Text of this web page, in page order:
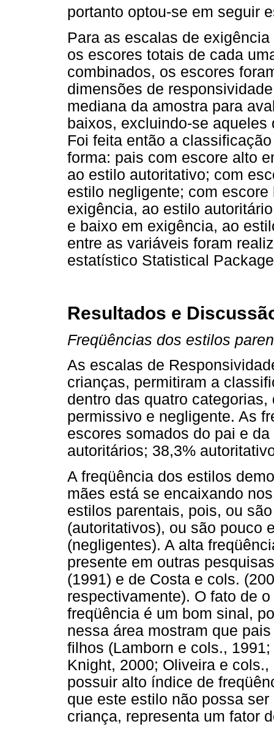
portanto optou-se em seguir
Para as escalas de
os escores totais de cada
combinados, os escores
dimensões de
mediana da amostra para
baixos, excluindo-se
Foi feita então a
forma: pais com escore alto
ao estilo autoritativo; com
estilo negligente; com
exigência, ao estilo
e baixo em exigência, ao
entre as variáveis foram
estatístico Statistical
Resultados e
Freqüências dos estilos
As escalas de
crianças, permitiram a
dentro das quatro
permissivo e negligente. As
escores somados do pai e
autoritários; 38,3%
A freqüência dos estilos
mães está se encaixando
estilos parentais, pois, ou
(autoritativos), ou são pouco
(negligentes). A alta
presente em outras
(1991) e de Costa e cols.
respectivamente). O fato de
freqüência é um bom sinal,
nessa área mostram que
filhos (Lamborn e cols.,
Knight, 2000; Oliveira e
possuir alto índice de
que este estilo não possa
criança, representa um fator